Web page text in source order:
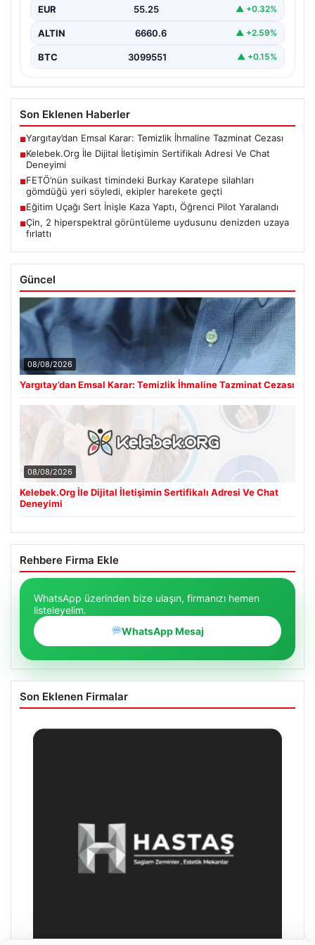
EUR 55.25 ▲ +0.32%
ALTIN 6660.6 ▲ +2.59%
BTC 3099551 ▲ +0.15%
Son Eklenen Haberler
■Yargıtay’dan Emsal Karar: Temizlik İhmaline Tazminat Cezası
■Kelebek.Org İle Dijital İletişimin Sertifikalı Adresi Ve Chat
Deneyimi
■FETÖ’nün suikast timindeki Burkay Karatepe silahları
gömdüğü yeri söyledi, ekipler harekete geçti
■Eğitim Uçağı Sert İnişle Kaza Yaptı, Öğrenci Pilot Yaralandı
■Çin, 2 hiperspektral görüntüleme uydusunu denizden uzaya
fırlattı
Güncel
08/08/2026
Yargıtay’dan Emsal Karar: Temizlik İhmaline Tazminat Cezası
08/08/2026
Kelebek.Org İle Dijital İletişimin Sertifikalı Adresi Ve Chat
Deneyimi
Rehbere Firma Ekle
WhatsApp üzerinden bize ulaşın, firmanızı hemen
listeleyelim.
WhatsApp Mesaj
Son Eklenen Firmalar